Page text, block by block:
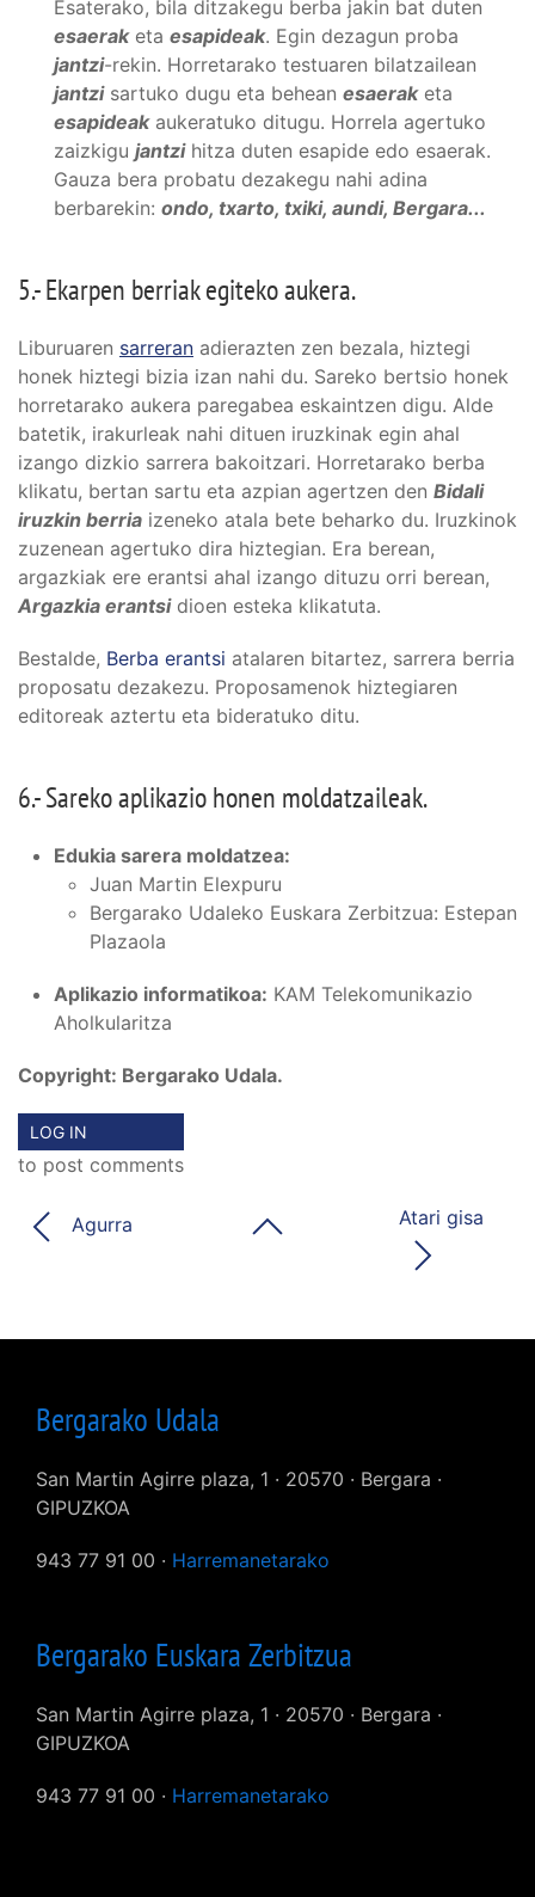
Esaterako, bila ditzakegu berba jakin bat duten
esaeraketa esapideak. Egin dezagun proba
jantzi-rekin. Horretarako testuaren bilatzailean
jantzisartuko dugu eta behean esaeraketa
esapideakaukeratuko ditugu. Horrela agertuko
zaizkigu jantzihitza duten esapide edo esaerak.
Gauza bera probatu dezakegu nahi adina
berbarekin: ondo, txarto, txiki, aundi, Bergara...
5.- Ekarpen berriak egiteko aukera.
Liburuaren sarreran adierazten zen bezala, hiztegi
honek hiztegi bizia izan nahi du. Sareko bertsio honek
horretarako aukera paregabea eskaintzen digu. Alde
batetik, irakurleak nahi dituen iruzkinak egin ahal
izango dizkio sarrera bakoitzari. Horretarako berba
klikatu, bertan sartu eta azpian agertzen den Bidali
iruzkin berria izeneko atala bete beharko du. Iruzkinok
zuzenean agertuko dira hiztegian. Era berean,
argazkiak ere erantsi ahal izango dituzu orri berean,
Argazkia erantsidioen esteka klikatuta.
Bestalde, Berba erantsi atalaren bitartez, sarrera berria
proposatu dezakezu. Proposamenok hiztegiaren
editoreak aztertu eta bideratuko ditu.
6.- Sareko aplikazio honen moldatzaileak.
Edukia sarera moldatzea:
Juan Martin Elexpuru
Bergarako Udaleko Euskara Zerbitzua: Estepan
Plazaola
Aplikazio informatikoa: KAM Telekomunikazio
Aholkularitza
Copyright: Bergarako Udala.
LOG IN
to post comments
Agurra Atari gisa
Bergarako Udala
San Martin Agirre plaza, 1 · 20570 · Bergara ·
GIPUZKOA
943 77 91 00 · Harremanetarako
Bergarako Euskara Zerbitzua
San Martin Agirre plaza, 1 · 20570 · Bergara ·
GIPUZKOA
943 77 91 00 · Harremanetarako